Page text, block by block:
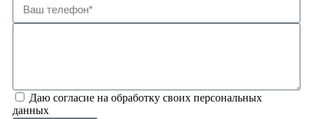
Даю согласие на обработку своих персональных
данных